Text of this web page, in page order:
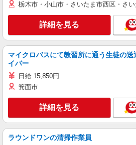
栃木市・小山市・さいたま市西区・さ
詳細を見る
マイクロバスにて教習所に通う生徒の送
イバー
日給 15,850円
箕面市
詳細を見る
ラウンドワンの清掃作業員